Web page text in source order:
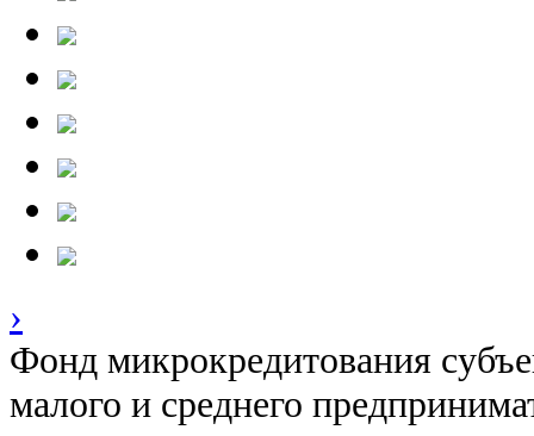
›
Фонд микрокредитования
малого и среднего